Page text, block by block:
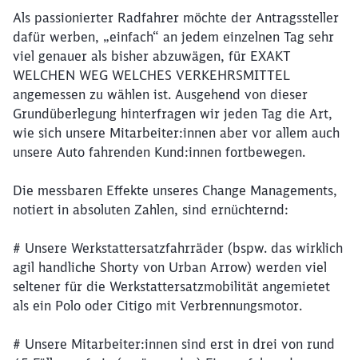
Als passionierter Radfahrer möchte der Antragssteller
dafür werben, „einfach“ an jedem einzelnen Tag sehr
viel genauer als bisher abzuwägen, für EXAKT
WELCHEN WEG WELCHES VERKEHRSMITTEL
angemessen zu wählen ist. Ausgehend von dieser
Grundüberlegung hinterfragen wir jeden Tag die Art,
wie sich unsere Mitarbeiter:innen aber vor allem auch
unsere Auto fahrenden Kund:innen fortbewegen.
Die messbaren Effekte unseres Change Managements,
notiert in absoluten Zahlen, sind ernüchternd:
# Unsere Werkstattersatzfahrräder (bspw. das wirklich
agil handliche Shorty von Urban Arrow) werden viel
seltener für die Werkstattersatzmobilität angemietet
als ein Polo oder Citigo mit Verbrennungsmotor.
# Unsere Mitarbeiter:innen sind erst in drei von rund